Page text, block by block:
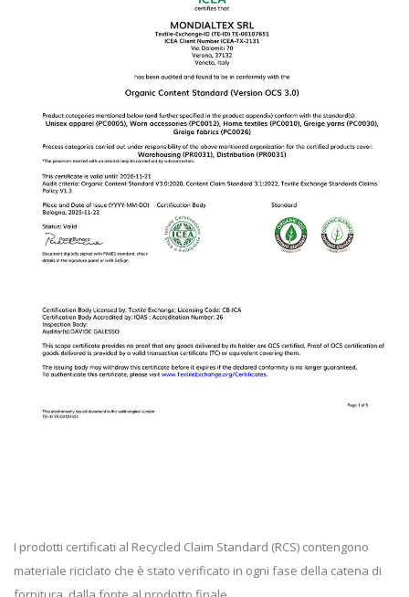
I prodotti certificati al Recycled Claim Standard (RCS) contengono
materiale riciclato che è stato verificato in ogni fase della catena di